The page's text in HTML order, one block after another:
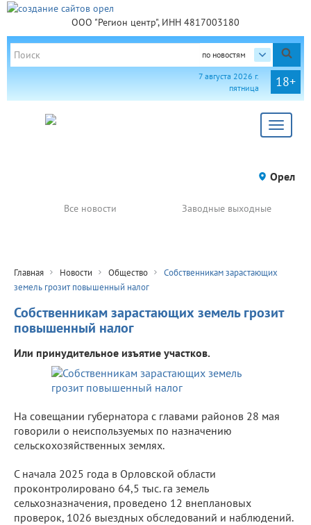
ООО "Регион центр", ИНН 4817003180
по новостям
18+
7 августа 2026 г.
пятница
Toggle
Орел
Все новости Заводные выходные
Главная Новости Общество
Собственникам зарастающих
земель грозит повышенный налог
Собственникам зарастающих земель грозит
повышенный налог
Или принудительное изъятие участков.
На совещании губернатора с главами районов 28 мая
говорили о неиспользуемых по назначению
сельскохозяйственных землях.
С начала 2025 года в Орловской области
проконтролировано 64,5 тыс. га земель
сельхозназначения, проведено 12 внеплановых
проверок, 1026 выездных обследований и наблюдений.